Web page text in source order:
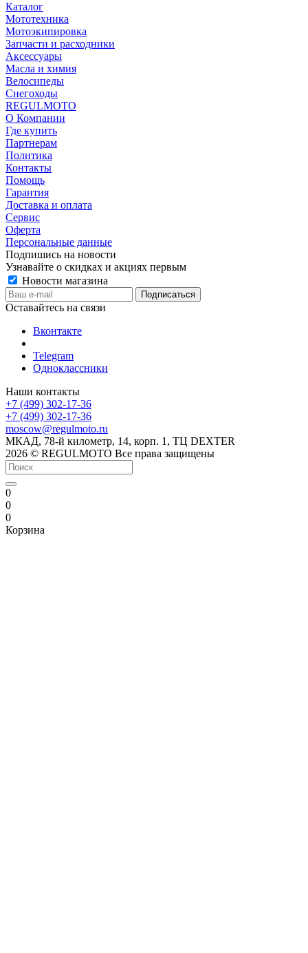
Каталог
Мототехника
Мотоэкипировка
Запчасти и расходники
Аксессуары
Масла и химия
Велосипеды
Снегоходы
REGULMOTO
О Компании
Где купить
Партнерам
Политика
Контакты
Помощь
Гарантия
Доставка и оплата
Сервис
Оферта
Персональные данные
Подпишись на новости
Узнавайте о скидках и акциях первым
Новости магазина
Оставайтесь на связи
Вконтакте
Telegram
Одноклассники
Наши контакты
+7 (499) 302-17-36
+7 (499) 302-17-36
moscow@regulmoto.ru
МКАД, 78-й километр, 14, корп. 1, ТЦ DEXTER
2026 © REGULMOTO Все права защищены
0
0
0
Корзина